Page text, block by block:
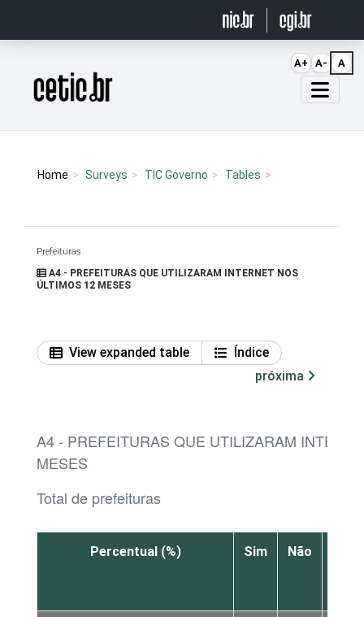
Página inicial
Home Surveys TIC Governo Tables
Prefeituras
A4 - PREFEITURAS QUE UTILIZARAM INTERNET NOS
ÚLTIMOS 12 MESES
View expanded table
Índice
próxima
A4 - PREFEITURAS QUE UTILIZARAM
MESES
Total de prefeituras
Percentual (%) Sim Não
A+ A- A